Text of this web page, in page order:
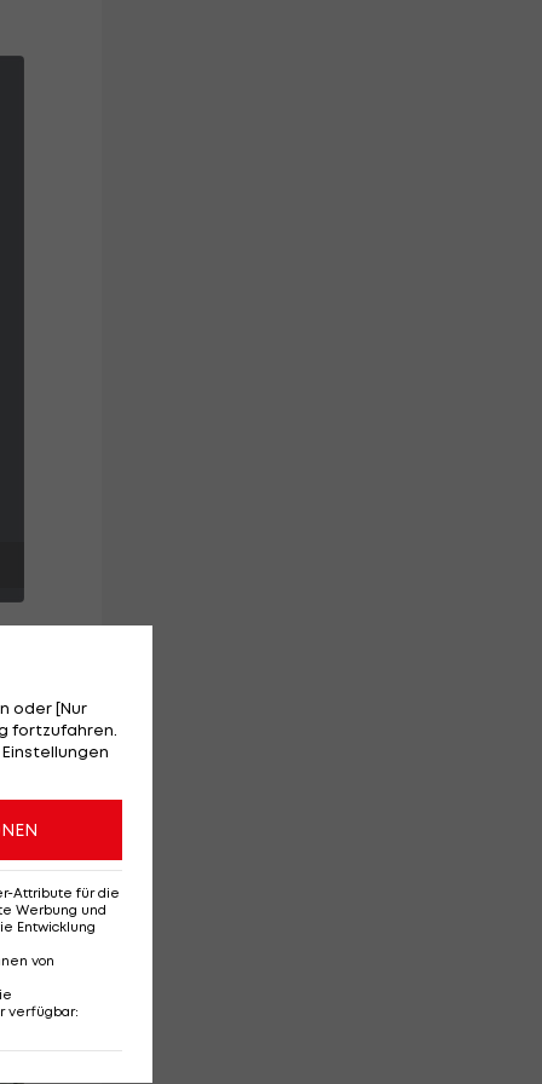
oder [Nur
fortzufahren.
Attribute für die
Werbung und
Entwicklung
von
verfügbar: